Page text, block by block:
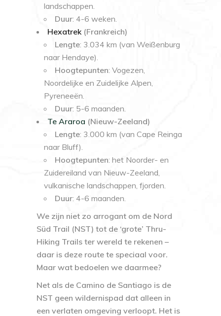
landschappen.
Duur: 4-6 weken.
Hexatrek (Frankreich)
Lengte: 3.034 km (van Weißenburg
naar Hendaye).
Hoogtepunten: Vogezen,
Noordelijke en Zuidelijke Alpen,
Pyreneeën.
Duur: 5-6 maanden.
Te Araroa (Nieuw-Zeeland)
Lengte: 3.000 km (van Cape Reinga
naar Bluff).
Hoogtepunten: het Noorder- en
Zuidereiland van Nieuw-Zeeland,
vulkanische landschappen, fjorden.
Duur: 4-6 maanden.
We zijn niet zo arrogant om de Nord
Süd Trail (NST) tot de ‘grote’ Thru-
Hiking Trails ter wereld te rekenen –
daar is deze route te speciaal voor.
Maar wat bedoelen we daarmee?
Net als de Camino de Santiago is de
NST geen wildernispad dat alleen in
een verlaten omgeving verloopt. Het is